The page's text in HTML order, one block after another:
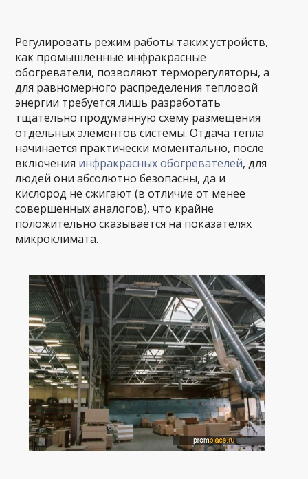
Регулировать режим работы таких устройств,
как промышленные инфракрасные
обогреватели, позволяют терморегуляторы, а
для равномерного распределения тепловой
энергии требуется лишь разработать
тщательно продуманную схему размещения
отдельных элементов системы. Отдача тепла
начинается практически моментально, после
включения инфракрасных обогревателей, для
людей они абсолютно безопасны, да и
кислород не сжигают (в отличие от менее
совершенных аналогов), что крайне
положительно сказывается на показателях
микроклимата.